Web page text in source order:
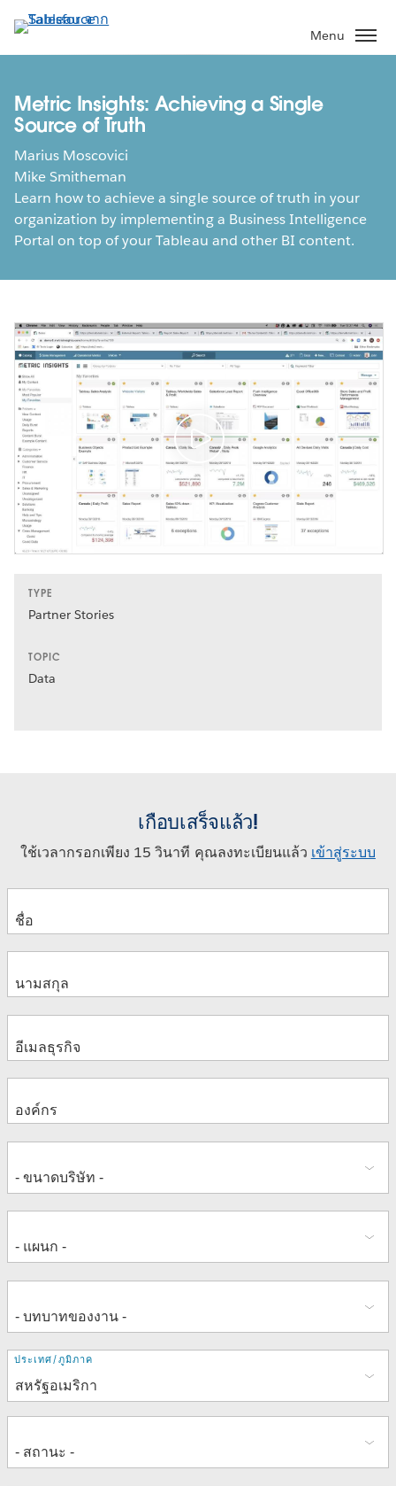
ไป
ที่
หลัก
Menu
Metric Insights: Achieving a Single
Source of Truth
Marius Moscovici
Mike Smitheman
Learn how to achieve a single source of truth in your
organization by implementing a Business Intelligence
Portal on top of your Tableau and other BI content.
TYPE
Partner Stories
TOPIC
Data
เกือบเสร็จแล้ว!
ใช้เวลากรอกเพียง 15 วินาที คุณลงทะเบียนแล้ว เข้าสู่ระบบ
ที่
อยู่
ประเทศ/ภูมิภาค